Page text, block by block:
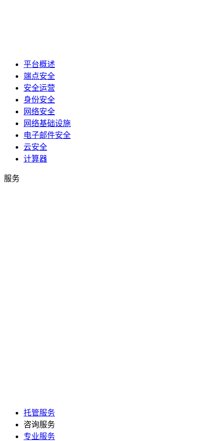
平台概述
端点安全
安全运营
身份安全
网络安全
网络基础设施
电子邮件安全
云安全
计算器
服务
托管服务
咨询服务
专业服务